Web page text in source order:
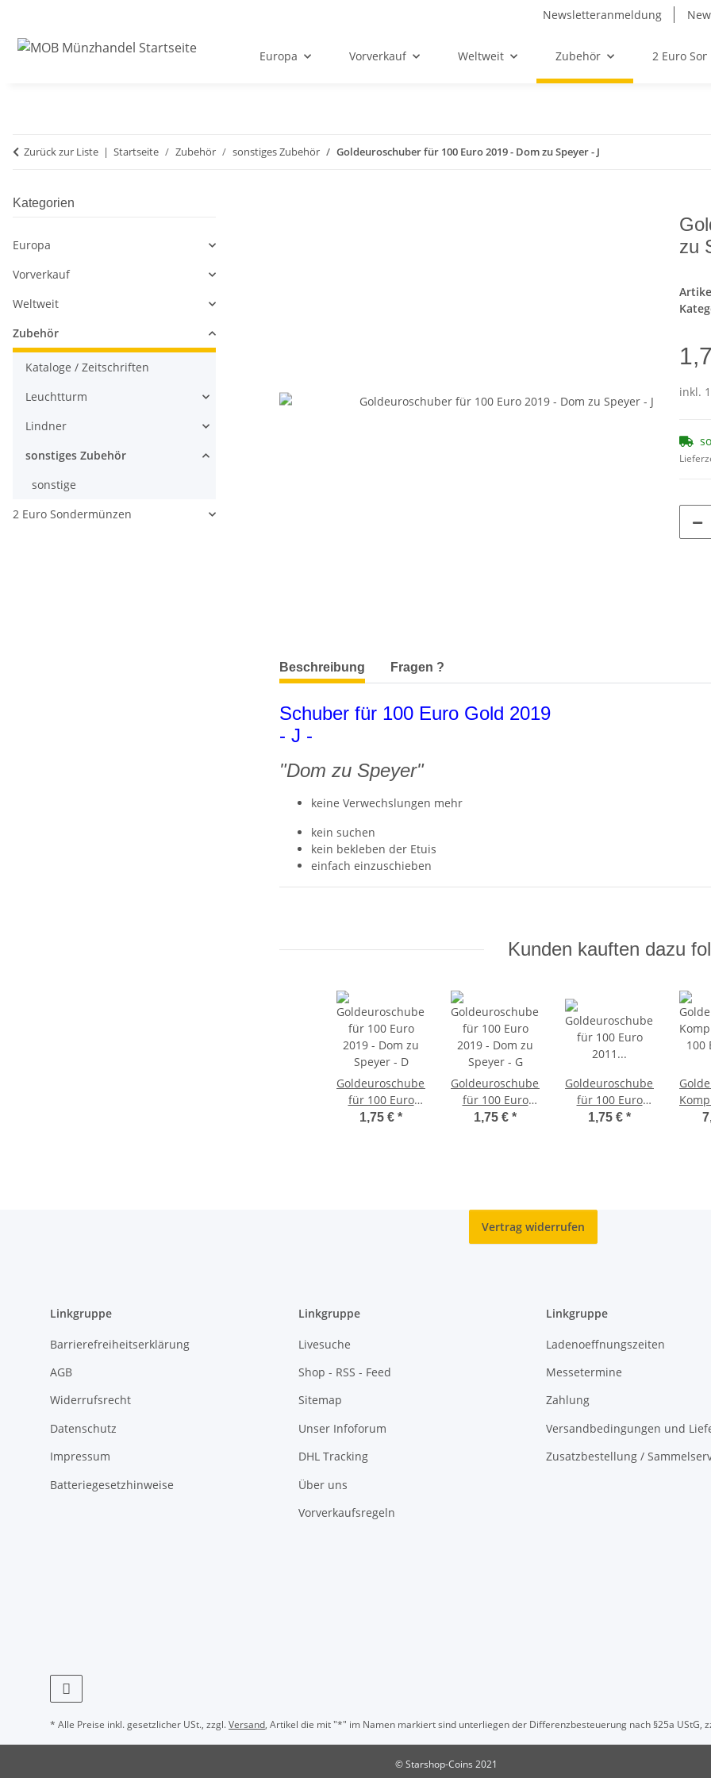
Newsletteranmeldung
Europa Vorverkauf Weltweit Zubehör 2 Euro
Zurück zur Liste Startseite Zubehör sonstiges Zubehör Goldeuroschuber für 100 Euro 2019 - Dom zu Speyer - J
zu
inkl.
weitere Registerkarten anzeigen
Beschreibung Fragen ?
Schuber für 100 Euro Gold 2019
- J -
"Dom zu Speyer"
keine Verwechslungen mehr
kein suchen
kein bekleben der Etuis
einfach einzuschieben
Kunden kauften dazu
Goldeuroschuber
für 100 Euro
2019 - Dom zu
1,75 € *
Goldeuroschuber
für 100 Euro
2019 - Dom zu
1,75 € *
Goldeuroschuber
für 100 Euro
2011 "Wartburg"
1,75 € *
100
Kategorien
Europa
Vorverkauf
Weltweit
Zubehör
Kataloge / Zeitschriften
Leuchtturm
Lindner
sonstiges Zubehör
sonstige
2 Euro Sondermünzen
Vertrag widerrufen
Linkgruppe
Barrierefreiheitserklärung
AGB
Widerrufsrecht
Datenschutz
Impressum
Batteriegesetzhinweise
Linkgruppe
Livesuche
Shop - RSS - Feed
Sitemap
Unser Infoforum
DHL Tracking
Über uns
Vorverkaufsregeln
Linkgruppe
Ladenoeffnungszeiten
Messetermine
Zahlung
Versandbedingungen und
Zusatzbestellung /
* Alle Preise inkl. gesetzlicher USt., zzgl.Versand, Artikel die mit "*" im Namen markiert sind unterliegen der Differenzbesteuerung nach §25a UStG,
© Starshop-Coins 2021